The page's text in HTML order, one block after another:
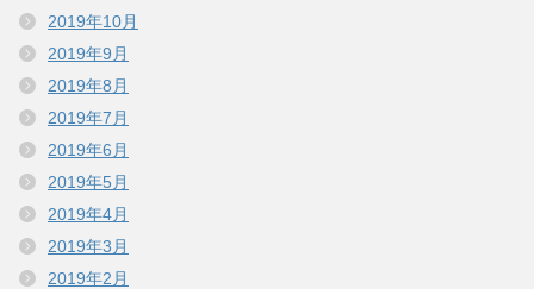
2019年10月
2019年9月
2019年8月
2019年7月
2019年6月
2019年5月
2019年4月
2019年3月
2019年2月